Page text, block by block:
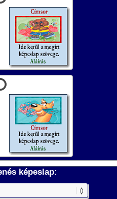
képeslap: